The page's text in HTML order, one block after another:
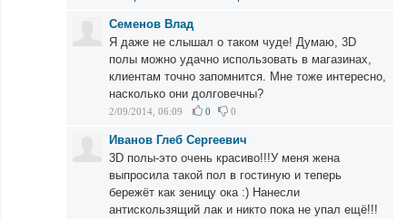
Семенов Влад
Я даже не слышал о таком чуде! Думаю, 3D
полы можно удачно использовать в магазинах,
клиентам точно запомнится. Мне тоже интересно,
насколько они долговечны?
2/09/2014, 06:09 0 0
Иванов Глеб Сергеевич
3D полы-это очень красиво!!!У меня жена
выпросила такой пол в гостиную и теперь
бережёт как зеницу ока :) Нанесли
антискользящий лак и никто пока не упал ещё!!!